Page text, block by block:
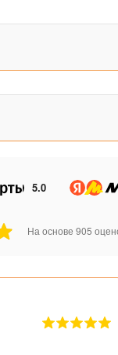
5.0
На основе 905